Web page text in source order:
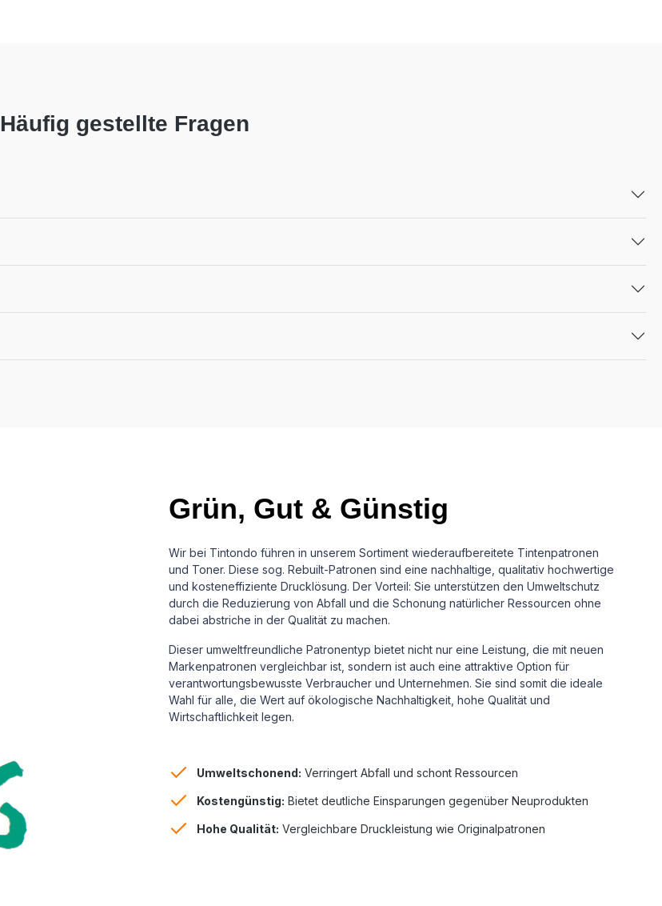
Häufig gestellte Fragen
Grün, Gut & Günstig
Wir bei Tintondo führen in unserem Sortiment wiederaufbereitete Tintenpatronen
und Toner. Diese sog. Rebuilt-Patronen sind eine nachhaltige, qualitativ hochwertige
und kosteneffiziente Drucklösung. Der Vorteil: Sie unterstützen den Umweltschutz
durch die Reduzierung von Abfall und die Schonung natürlicher Ressourcen ohne
dabei abstriche in der Qualität zu machen.
Dieser umweltfreundliche Patronentyp bietet nicht nur eine Leistung, die mit neuen
Markenpatronen vergleichbar ist, sondern ist auch eine attraktive Option für
verantwortungsbewusste Verbraucher und Unternehmen. Sie sind somit die ideale
Wahl für alle, die Wert auf ökologische Nachhaltigkeit, hohe Qualität und
Wirtschaftlichkeit legen.
Umweltschonend: Verringert Abfall und schont Ressourcen
Kostengünstig: Bietet deutliche Einsparungen gegenüber Neuprodukten
Hohe Qualität: Vergleichbare Druckleistung wie Originalpatronen